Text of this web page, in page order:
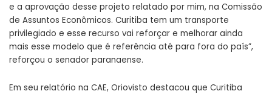
e a aprovação desse projeto relatado por mim, na Comissão
de Assuntos Econômicos. Curitiba tem um transporte
privilegiado e esse recurso vai reforçar e melhorar ainda
mais esse modelo que é referência até para fora do país”,
reforçou o senador paranaense.
Em seu relatório na CAE, Oriovisto destacou que Curitiba